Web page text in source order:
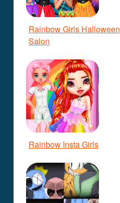
Rainbow Girls Halloween
Salon
Rainbow Insta Girls